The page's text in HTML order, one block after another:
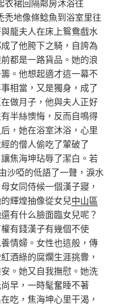
衣裙回隔鄰房沐浴往
禿地像條鯰魚到浴室里往
龍夫人在床上鴛鴦戲水
了他胯下之騎，自誇為
都是一路貨品。她的浪
。他想起適才這一幕不
相當，又是獨身，成了
做月子，他與夫人正好
半絲懊悔，反而自鳴得
，她在浴室沐浴，心里
的僧人偷吃了葷破了
焦海坤玷辱了潔白。若
沙啞的低語了一聲，淚水
女同侍候一個漢子寢，
輝煌抽像從女兒中山區
有什么臉面臨女兒呢？
有錢漢子有幾個不使
情婦。女性也這般，傳
酒綠的腐爛生涯挑釁，
。她又自我撫慰。她洗
早，一時髦奮睡不著
吃，焦海坤心里干渴，